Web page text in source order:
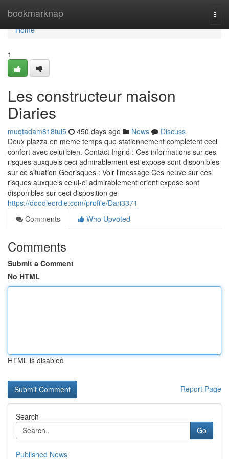
bookmarknap
Home
Home
1
Les constructeur maison
Diaries
muqtadam818tui5 450 days ago News
Discuss
Deux plazza en meme temps que stationnement completent ceci
confort avec celui bien. Contact Ingrid : Ces informations sur ces
risques auxquels ceci admirablement est expose sont disponibles
sur ce situation Georisques : Voir l'message Ces neuve sur ces
risques auxquels celui-ci admirablement orient expose sont
disponibles sur ceci disposition ge
https://doodleordie.com/profile/Dari3371
Comments
Who Upvoted
Comments
Submit a Comment
No HTML
HTML is disabled
Report Page
Search
Go
Published News